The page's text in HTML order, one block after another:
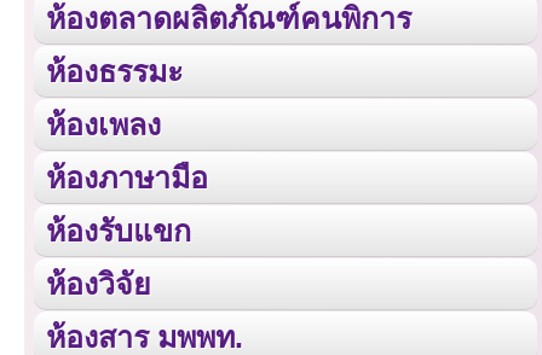
ห้องตลาดผลิตภัณฑ์คนพิการ
ห้องธรรมะ
ห้องเพลง
ห้องภาษามือ
ห้องรับแขก
ห้องวิจัย
ห้องสาร มพพท.